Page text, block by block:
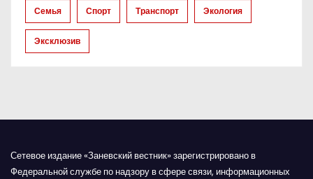
Семья Спорт Транспорт Экология
Эксклюзив
Сетевое издание «Заневский вестник» зарегистрировано в
Федеральной службе по надзору в сфере связи, информационных